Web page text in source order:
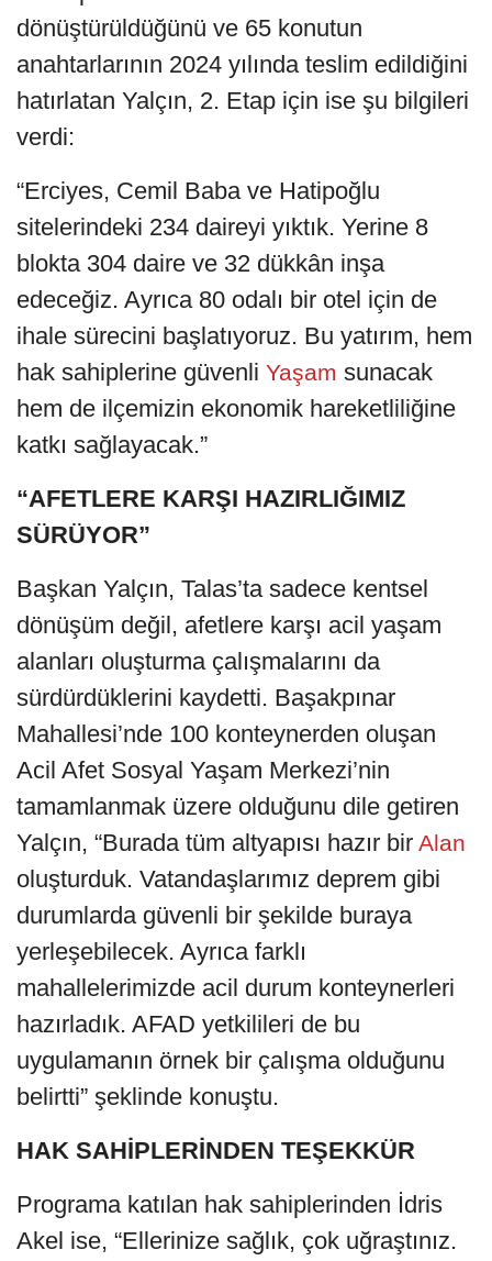
dönüştürüldüğünü ve 65 konutun
anahtarlarının 2024 yılında teslim edildiğini
hatırlatan Yalçın, 2. Etap için ise şu bilgileri
verdi:
“Erciyes, Cemil Baba ve Hatipoğlu
sitelerindeki 234 daireyi yıktık. Yerine 8
blokta 304 daire ve 32 dükkân inşa
edeceğiz. Ayrıca 80 odalı bir otel için de
ihale sürecini başlatıyoruz. Bu yatırım, hem
hak sahiplerine güvenli Yaşam sunacak
hem de ilçemizin ekonomik hareketliliğine
katkı sağlayacak.”
“AFETLERE KARŞI HAZIRLIĞIMIZ
SÜRÜYOR”
Başkan Yalçın, Talas’ta sadece kentsel
dönüşüm değil, afetlere karşı acil yaşam
alanları oluşturma çalışmalarını da
sürdürdüklerini kaydetti. Başakpınar
Mahallesi’nde 100 konteynerden oluşan
Acil Afet Sosyal Yaşam Merkezi’nin
tamamlanmak üzere olduğunu dile getiren
Yalçın, “Burada tüm altyapısı hazır bir Alan
oluşturduk. Vatandaşlarımız deprem gibi
durumlarda güvenli bir şekilde buraya
yerleşebilecek. Ayrıca farklı
mahallelerimizde acil durum konteynerleri
hazırladık. AFAD yetkilileri de bu
uygulamanın örnek bir çalışma olduğunu
belirtti” şeklinde konuştu.
HAK SAHİPLERİNDEN TEŞEKKÜR
Programa katılan hak sahiplerinden İdris
Akel ise, “Ellerinize sağlık, çok uğraştınız.